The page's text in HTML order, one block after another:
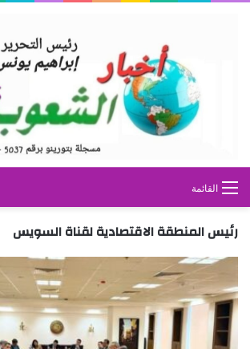
القائمة
رئيس المنطقة الاقتصادية لقناة السويس